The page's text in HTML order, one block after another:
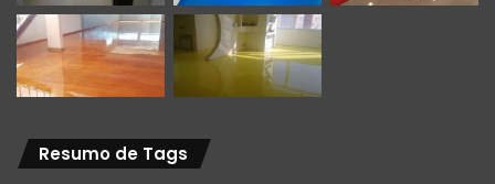
Resumo de Tags